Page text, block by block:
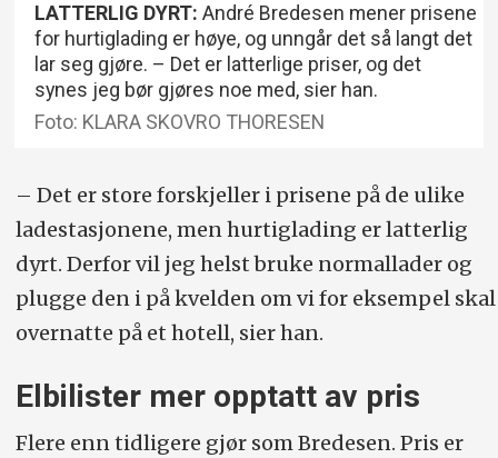
LATTERLIG DYRT:André Bredesen mener prisene
for hurtiglading er høye, og unngår det så langt det
lar seg gjøre. – Det er latterlige priser, og det
synes jeg bør gjøres noe med, sier han.
Foto: KLARA SKOVRO THORESEN
– Det er store forskjeller i prisene på de ulike
lade­stasjonene, men hurtiglading er latterlig
dyrt. Derfor vil jeg helst bruke normallader og
plugge den i på kvelden om vi for eksempel skal
overnatte på et hotell, sier han.
Elbilister mer opptatt av pris
Flere enn tidligere gjør som Bredesen. Pris er